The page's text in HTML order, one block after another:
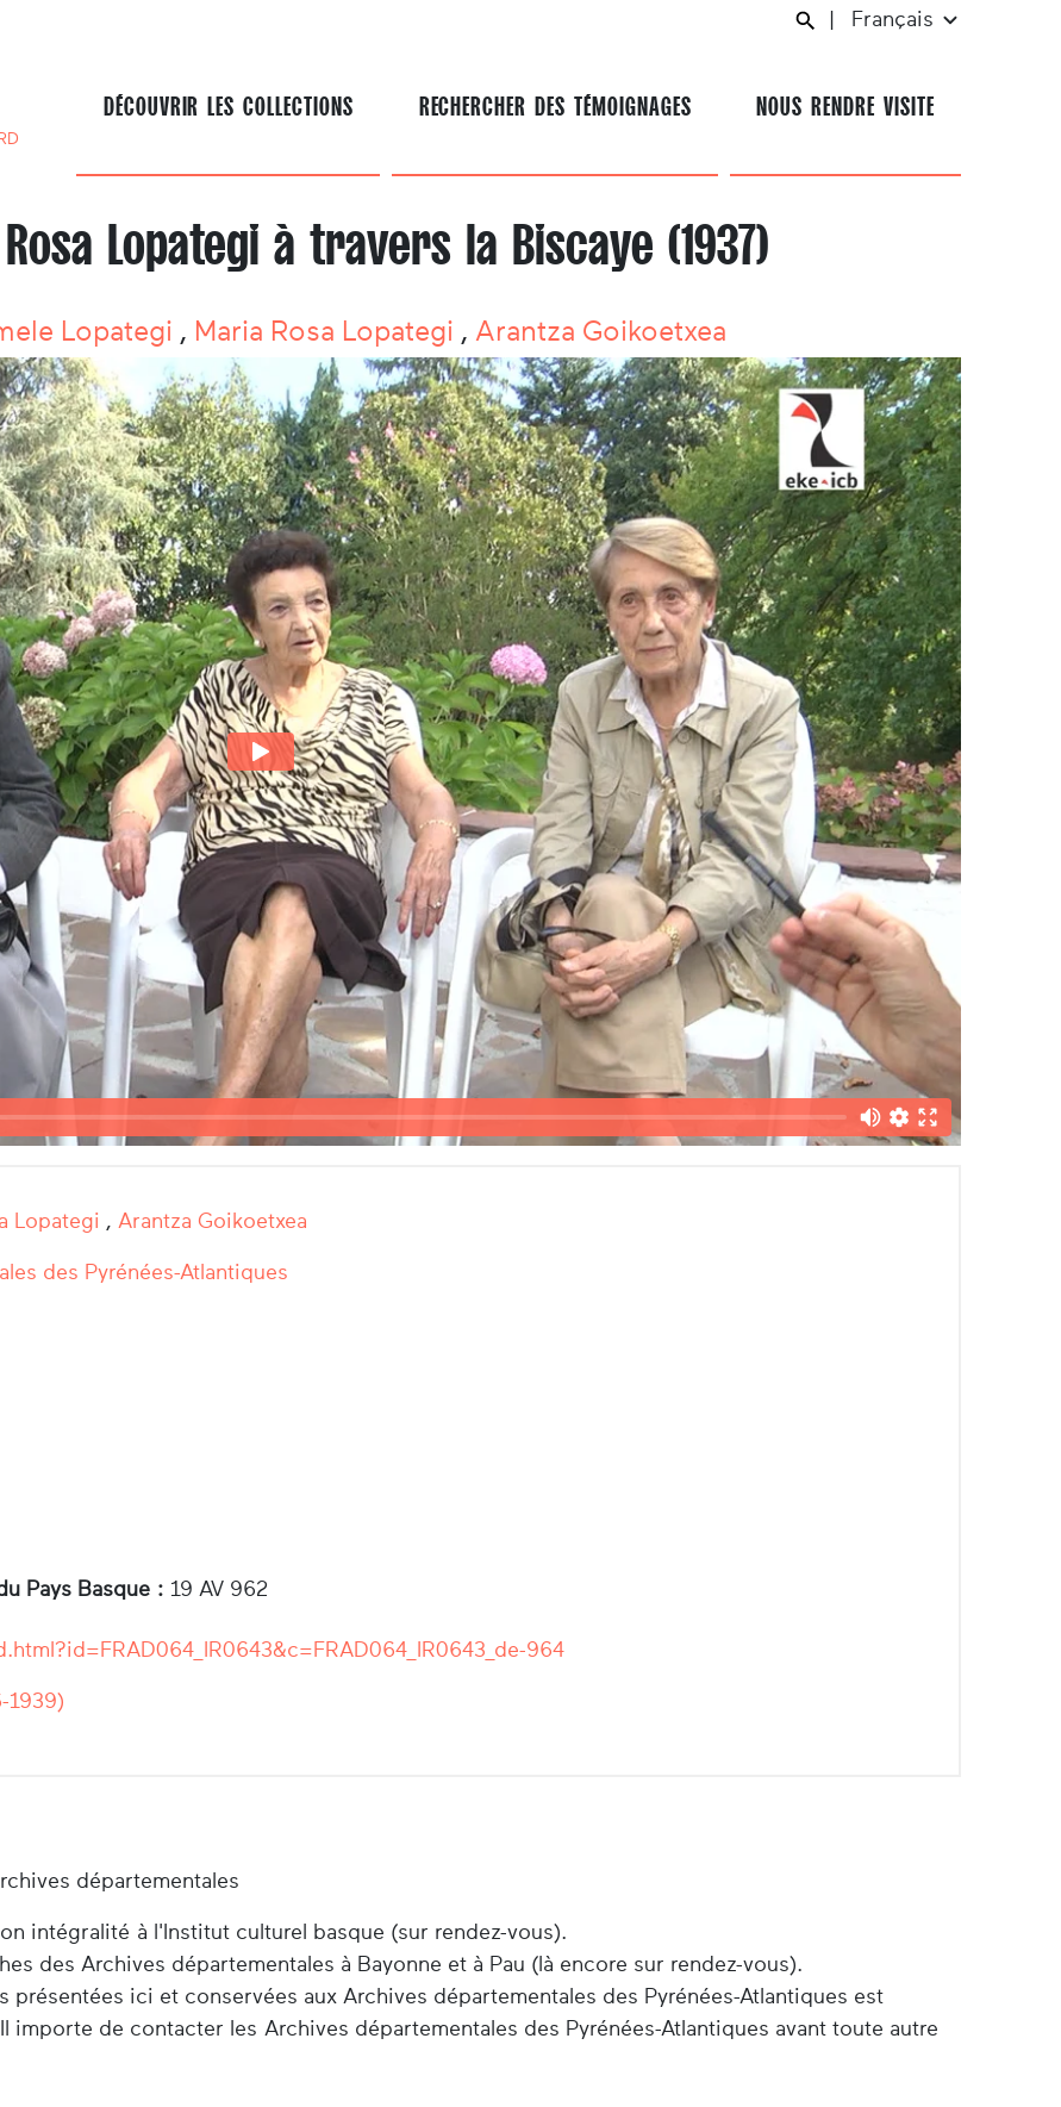
Français
DÉCOUVRIR LES COLLECTIONS RECHERCHER DES TÉMOIGNAGES NOUS RENDRE VISITE
Lopategi à travers la Biscaye (1937)
Lopategi , Maria Rosa Lopategi , Arantza Goikoetxea
Lopategi , Arantza Goikoetxea
des Pyrénées-Atlantiques
Pays Basque : 19 AV 962
964
1939)
départementales
intégralité à l'Institut culturel basque (sur rendez-vous).
des Archives départementales à Bayonne et à Pau (là encore sur rendez-vous).
ici et conservées aux Archives départementales des Pyrénées-Atlantiques est
importe de contacter les Archives départementales des Pyrénées-Atlantiques avant toute autre